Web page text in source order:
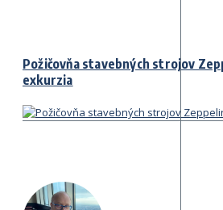
Požičovňa stavebných strojov
exkurzia